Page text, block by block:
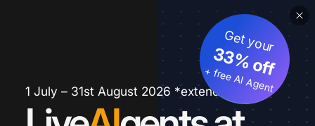
1 July – 31st August 2026 *extended
Get your
33% off
+ free AI Agent